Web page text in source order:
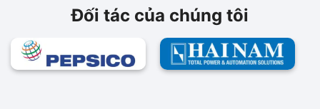
Đối tác của chúng tôi